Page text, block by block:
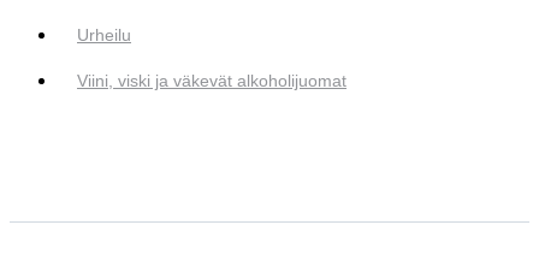
Urheilu
Viini, viski ja väkevät alkoholijuomat